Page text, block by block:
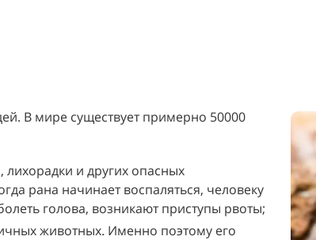
В мире существует примерно 50000
и других опасных
рана начинает воспаляться, человеку
голова, возникают приступы рвоты;
животных. Именно поэтому его